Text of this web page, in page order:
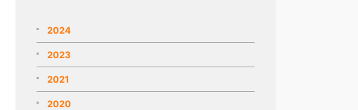
2024
2023
2021
2020